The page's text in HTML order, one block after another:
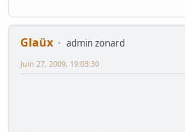
Glaüx
admin zonard
Juin 27, 2009, 19:03:30